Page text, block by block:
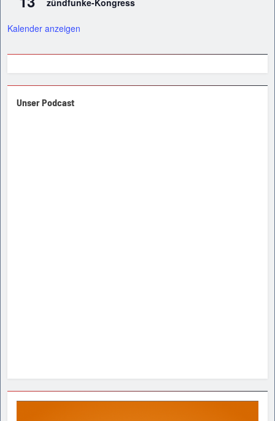
Kalender anzeigen
Unser Podcast